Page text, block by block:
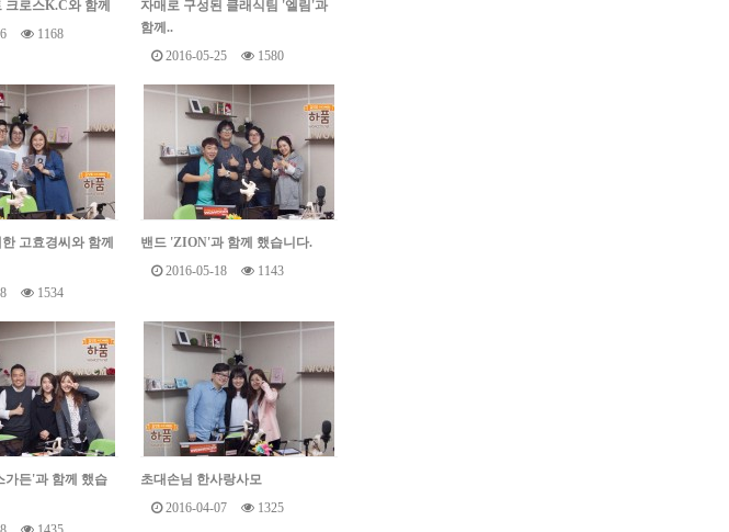
크로스K.C와 함께
1168
자매로 구성된 클래식팀 '엘림'과
함께..
2016-05-25
1580
고효경씨와 함께
1534
밴드 'ZION'과 함께 했습니다.
2016-05-18
1143
가든'과 함께 했습
초대손님 한사랑사모
2016-04-07
1325